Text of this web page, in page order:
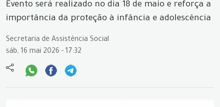
Evento será realizado no dia 18 de maio e reforça a
importância da proteção à infância e adolescência
Secretaria de Assistência Social
sáb, 16 mai 2026 - 17:32